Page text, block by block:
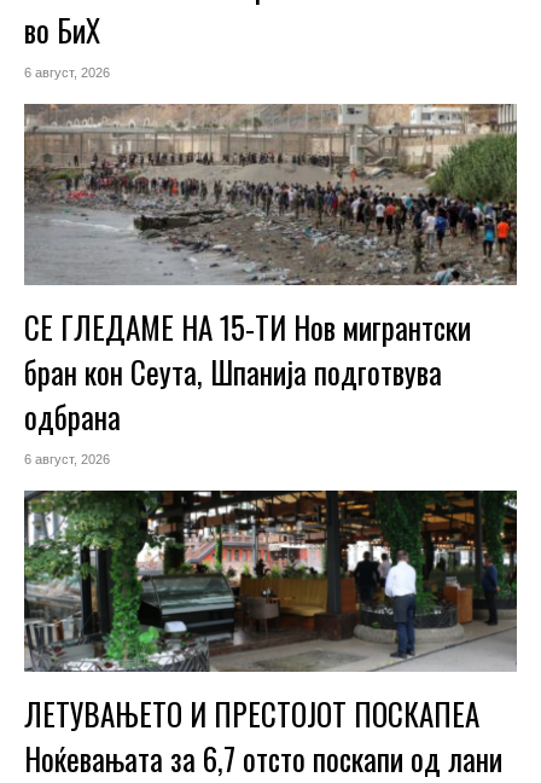
во БиХ
6 август, 2026
СЕ ГЛЕДАМЕ НА 15-ТИ Нов мигрантски
бран кон Сеута, Шпанија подготвува
одбрана
6 август, 2026
ЛЕТУВАЊЕТО И ПРЕСТОЈОТ ПОСКАПЕА
Ноќевањата за 6,7 отсто поскапи од лани